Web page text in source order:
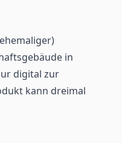
in
digital zur
kann dreimal